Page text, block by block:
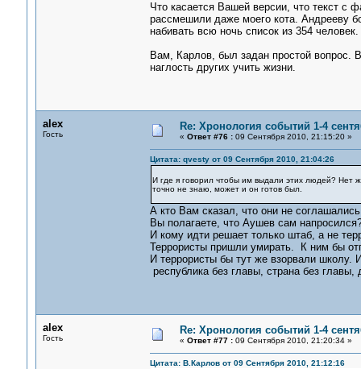
Что касается Вашей версии, что текст с
рассмешили даже моего кота. Андрееву
набивать всю ночь список из 354 человек.
Вам, Карлов, был задан простой вопрос.
наглость других учить жизни.
alex
Гость
Re: Хронология событий 1-4
« Ответ #76 :09 Сентября 2010, 21:15:20 »
Цитата: qvesty от 09 Сентября 2010, 21:04:26
И где я говорил чтобы им выдали этих людей? Нет
точно не знаю, может и он готов был.
А кто Вам сказал, что они не
Вы полагаете, что Аушев сам
И кому идти решает только штаб, а не
Террористы пришли умирать. К ним бы
И террористы бы тут же взорвали школу.
республика без главы, страна без главы,
alex
Гость
Re: Хронология событий 1-4
« Ответ #77 :09 Сентября 2010, 21:20:34 »
Цитата: В.Карлов от 09 Сентября 2010, 21:12:16